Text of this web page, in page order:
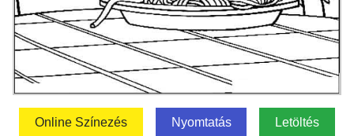
Online Színezés Nyomtatás Letöltés